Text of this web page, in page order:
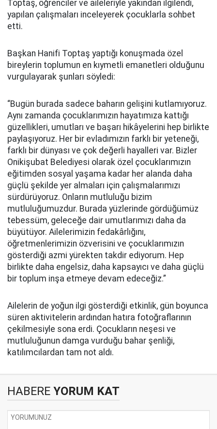
Toptaş, öğrenciler ve aileleriyle yakından ilgilendi,
yapılan çalışmaları inceleyerek çocuklarla sohbet
etti.
Başkan Hanifi Toptaş yaptığı konuşmada özel
bireylerin toplumun en kıymetli emanetleri olduğunu
vurgulayarak şunları söyledi:
“Bugün burada sadece baharın gelişini kutlamıyoruz.
Aynı zamanda çocuklarımızın hayatımıza kattığı
güzellikleri, umutları ve başarı hikâyelerini hep birlikte
paylaşıyoruz. Her bir evladımızın farklı bir yeteneği,
farklı bir dünyası ve çok değerli hayalleri var. Bizler
Onikişubat Belediyesi olarak özel çocuklarımızın
eğitimden sosyal yaşama kadar her alanda daha
güçlü şekilde yer almaları için çalışmalarımızı
sürdürüyoruz. Onların mutluluğu bizim
mutluluğumuzdur. Burada yüzlerinde gördüğümüz
tebessüm, geleceğe dair umutlarımızı daha da
büyütüyor. Ailelerimizin fedakârlığını,
öğretmenlerimizin özverisini ve çocuklarımızın
gösterdiği azmi yürekten takdir ediyorum. Hep
birlikte daha engelsiz, daha kapsayıcı ve daha güçlü
bir toplum inşa etmeye devam edeceğiz.”
Ailelerin de yoğun ilgi gösterdiği etkinlik, gün boyunca
süren aktivitelerin ardından hatıra fotoğraflarının
çekilmesiyle sona erdi. Çocukların neşesi ve
mutluluğunun damga vurduğu bahar şenliği,
katılımcılardan tam not aldı.
HABERE YORUM KAT